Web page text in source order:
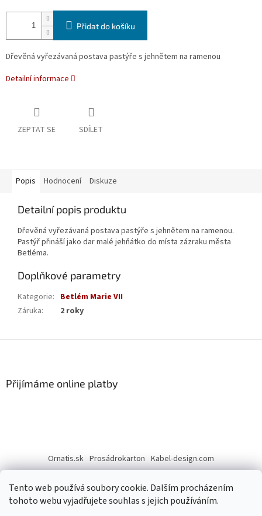
Tento web používá soubory cookie. Dalším procházením
tohoto webu vyjadřujete souhlas s jejich používáním.
Přidat do košíku
Dřevěná vyřezávaná postava pastýře s jehnětem na ramenou
Detailní informace
ZEPTAT SE SDÍLET
Popis Hodnocení Diskuze
Detailní popis produktu
Dřevěná vyřezávaná postava pastýře s jehnětem na ramenou.
Pastýř přináší jako dar malé jehňátko do místa zázraku města
Betléma.
Doplňkové parametry
Kategorie: Betlém Marie VII
Záruka: 2 roky
Přijímáme online platby
Ornatis.sk Prosádrokarton Kabel-design.com